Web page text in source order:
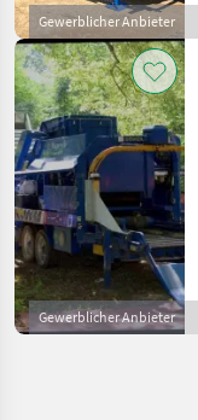
Gewerblicher Anbieter
Gewerblicher Anbieter